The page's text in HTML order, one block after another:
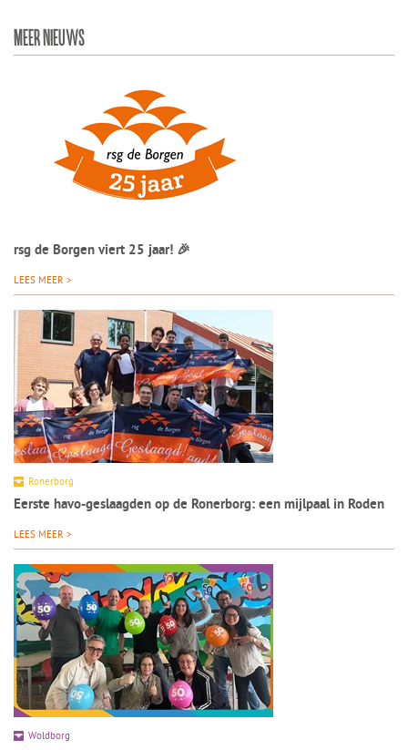
MEER NIEUWS
rsg de Borgen viert 25 jaar! 🎉
LEES MEER >
Ronerborg
Eerste havo-geslaagden op de Ronerborg: een mijlpaal in Roden
LEES MEER >
Woldborg